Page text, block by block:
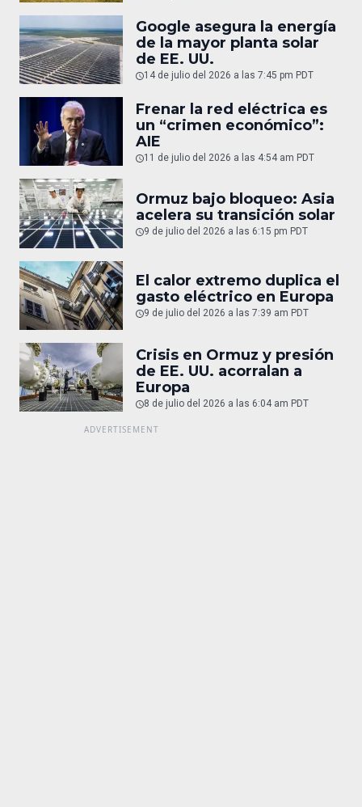
Google asegura la energía
de la mayor planta solar
de EE. UU.
14 de julio del 2026 a las 7:45 pm PDT
Frenar la red eléctrica es
un “crimen económico”:
AIE
11 de julio del 2026 a las 4:54 am PDT
Ormuz bajo bloqueo: Asia
acelera su transición solar
9 de julio del 2026 a las 6:15 pm PDT
El calor extremo duplica el
gasto eléctrico en Europa
9 de julio del 2026 a las 7:39 am PDT
Crisis en Ormuz y presión
de EE. UU. acorralan a
Europa
8 de julio del 2026 a las 6:04 am PDT